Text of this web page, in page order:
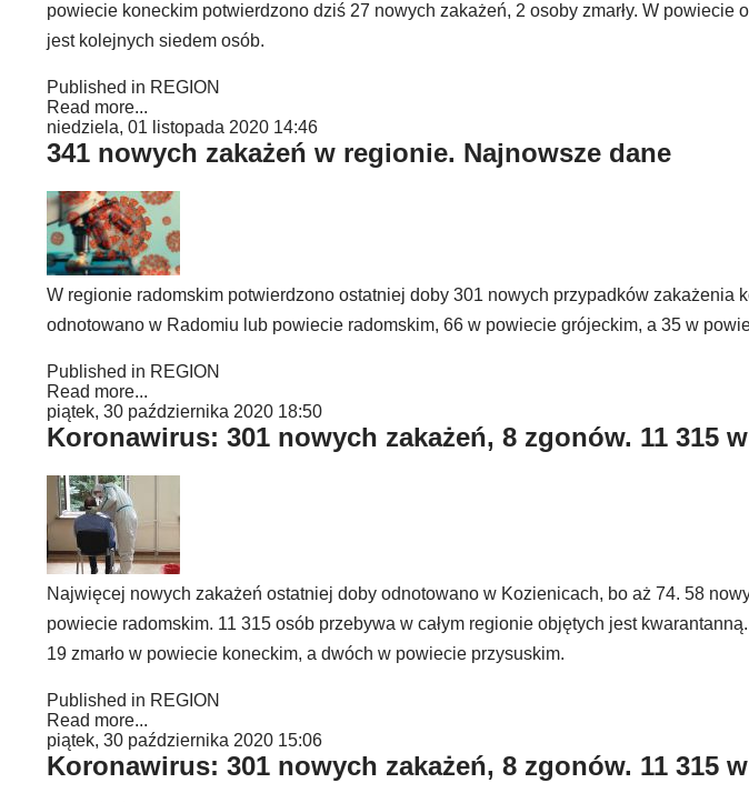
powiecie koneckim potwierdzono dziś 27 nowych zakażeń, 2 osoby zmarły. W powiecie
jest kolejnych siedem osób.
Published in REGION
Read more...
niedziela, 01 listopada 2020 14:46
341 nowych zakażeń w regionie. Najnowsze dane
W regionie radomskim potwierdzono ostatniej doby 301 nowych przypadków zakażenia
odnotowano w Radomiu lub powiecie radomskim, 66 w powiecie grójeckim, a 35 w
Published in REGION
Read more...
piątek, 30 października 2020 18:50
Koronawirus: 301 nowych zakażeń, 8 zgonów. 11 315
Najwięcej nowych zakażeń ostatniej doby odnotowano w Kozienicach, bo aż 74. 58
powiecie radomskim. 11 315 osób przebywa w całym regionie objętych jest
19 zmarło w powiecie koneckim, a dwóch w powiecie przysuskim.
Published in REGION
Read more...
piątek, 30 października 2020 15:06
Koronawirus: 301 nowych zakażeń, 8 zgonów. 11 315